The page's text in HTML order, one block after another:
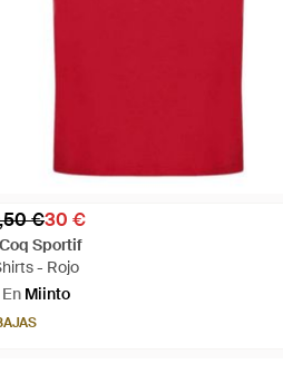
€30 €
Sportif
- Rojo
En Miinto